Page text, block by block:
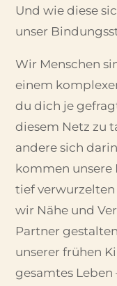
Und wie diese
unser
Wir Menschen
einem
du dich je
diesem Netz zu
andere sich
kommen unsere
tief
wir Nähe und
Partner
unserer frühen
gesamtes